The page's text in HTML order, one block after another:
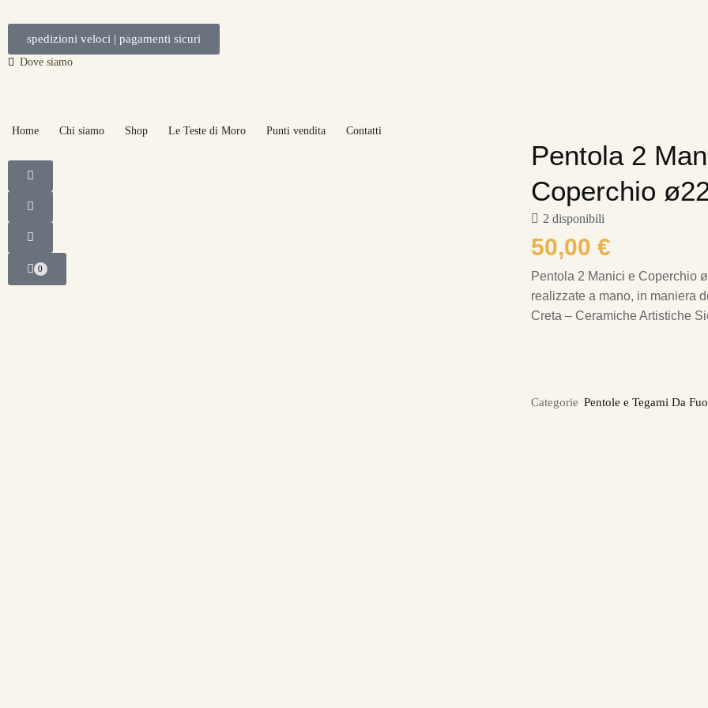
spedizioni veloci | pagamenti sicuri
Dove siamo
Home Chi siamo Shop Le Teste di Moro Punti vendita Contatti
0
Pentola 2
Coperchio
2 disponibili
50,00 €
Pentola 2 Manici e Coperchio
realizzate a mano, in maniera
Creta – Ceramiche Artistiche
Categorie Pentole e Tegami Da